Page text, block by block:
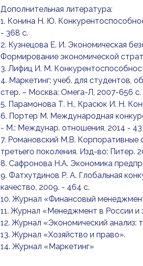
Дополнительная литература:
1. Конина Н. Ю.
- 368 c.
2. Кузнецова Е. И. Экономическая
Формирование экономической
3. Лифиц И. М.
4. Маркетинг: учеб. для студентов,
стер. – Москва: Омега-Л, 2007-656 с.
5. Парамонова Т. Н., Красюк И. Н.
6. Портер М. Международная
- М.: Междунар. отношения, 2014 -
7. Романовский М.В. Корпоративные
третьего поколения. Изд-во: Питер.
8. Сафронова Н.А. Экономика
9. Фатхутдинов Р. А. Глобальная
качество, 2009. - 464 c.
10. Журнал «Финансовый
11. Журнал «Менеджмент в России и
12. Журнал «Экономический анализ:
13. Журнал «Хозяйство и право».
14. Журнал «Маркетинг»